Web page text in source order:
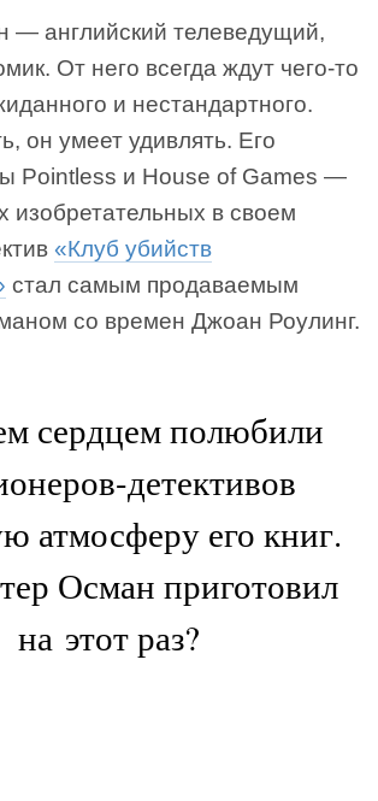
— английский телеведущий,
От него всегда ждут чего-то
и нестандартного.
он умеет удивлять. Его
Pointless и House of Games —
изобретательных в своем
«Клуб убийств
стал самым продаваемым
со времен Джоан Роулинг.
сердцем полюбили
детективов
атмосферу его книг.
Осман приготовил
на этот раз?